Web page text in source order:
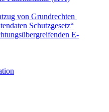
von Grundrechten
Schutzgesetz“
E-